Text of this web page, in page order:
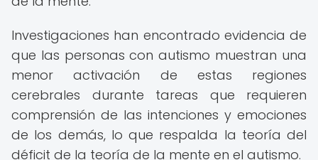
Investigaciones han encontrado evidencia de
que las personas con autismo muestran una
menor activación de estas regiones
cerebrales durante tareas que requieren
comprensión de las intenciones y emociones
de los demás, lo que respalda la teoría del
déficit de la teoría de la mente en el autismo.